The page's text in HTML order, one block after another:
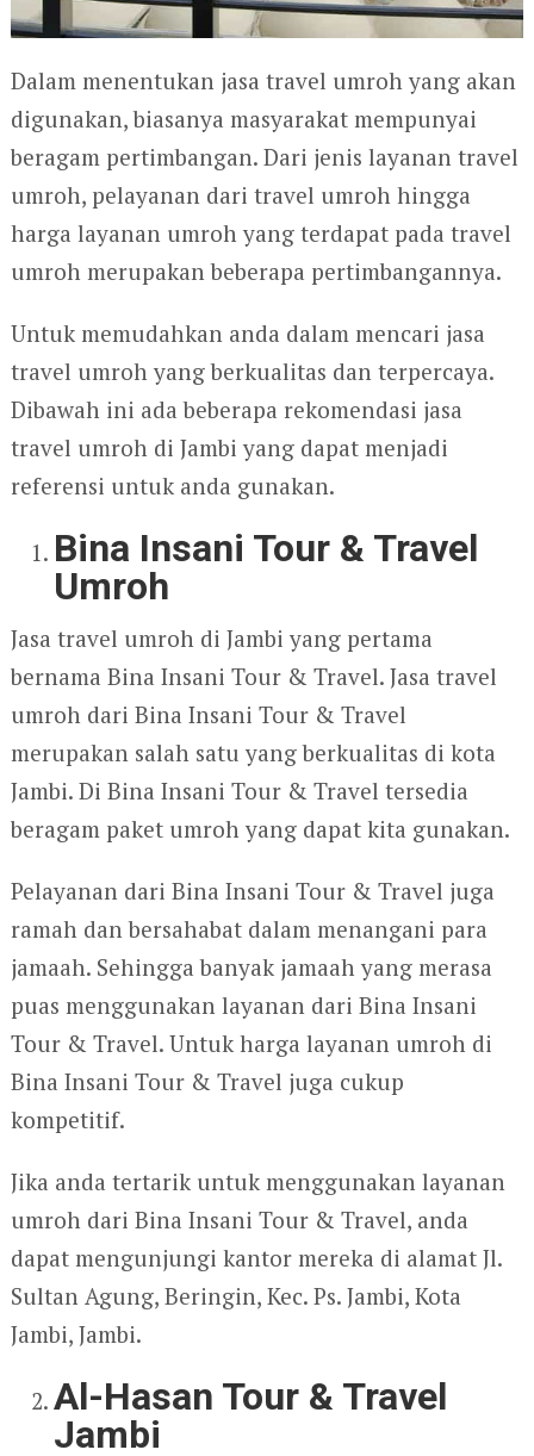
Dalam menentukan jasa travel umroh yang akan
digunakan, biasanya masyarakat mempunyai
beragam pertimbangan. Dari jenis layanan travel
umroh, pelayanan dari travel umroh hingga
harga layanan umroh yang terdapat pada travel
umroh merupakan beberapa pertimbangannya.
Untuk memudahkan anda dalam mencari jasa
travel umroh yang berkualitas dan terpercaya.
Dibawah ini ada beberapa rekomendasi jasa
travel umroh di Jambi yang dapat menjadi
referensi untuk anda gunakan.
Bina Insani Tour & Travel
Umroh
Jasa travel umroh di Jambi yang pertama
bernama Bina Insani Tour & Travel. Jasa travel
umroh dari Bina Insani Tour & Travel
merupakan salah satu yang berkualitas di kota
Jambi. Di Bina Insani Tour & Travel tersedia
beragam paket umroh yang dapat kita gunakan.
Pelayanan dari Bina Insani Tour & Travel juga
ramah dan bersahabat dalam menangani para
jamaah. Sehingga banyak jamaah yang merasa
puas menggunakan layanan dari Bina Insani
Tour & Travel. Untuk harga layanan umroh di
Bina Insani Tour & Travel juga cukup
kompetitif.
Jika anda tertarik untuk menggunakan layanan
umroh dari Bina Insani Tour & Travel, anda
dapat mengunjungi kantor mereka di alamat Jl.
Sultan Agung, Beringin, Kec. Ps. Jambi, Kota
Jambi, Jambi.
Al-Hasan Tour & Travel
Jambi